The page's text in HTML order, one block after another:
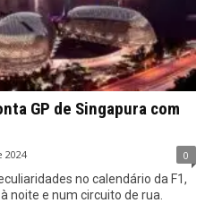
GP de Singapura com
2024 0
no calendário da F1,
noite e num circuito de rua.